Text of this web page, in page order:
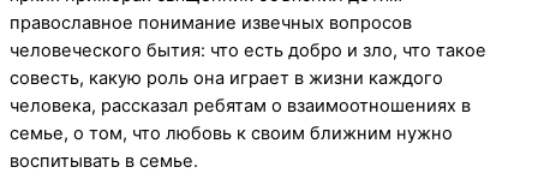
православное понимание извечных вопросов
человеческого бытия: что есть добро и зло, что такое
совесть, какую роль она играет в жизни каждого
человека, рассказал ребятам о взаимоотношениях в
семье, о том, что любовь к своим ближним нужно
воспитывать в семье.